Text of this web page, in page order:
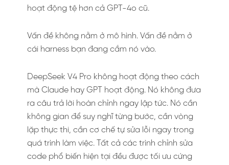
hoạt động tệ hơn cả GPT-4o cũ.
Vấn đề không nằm ở mô hình. Vấn đề nằm ở
cái harness bạn đang cắm nó vào.
DeepSeek V4 Pro không hoạt động theo cách
mà Claude hay GPT hoạt động. Nó không đưa
ra câu trả lời hoàn chỉnh ngay lập tức. Nó cần
không gian để suy nghĩ từng bước, cần vòng
lặp thực thi, cần cơ chế tự sửa lỗi ngay trong
quá trình làm việc. Tất cả các trình chỉnh sửa
code phổ biến hiện tại đều được tối ưu cứng